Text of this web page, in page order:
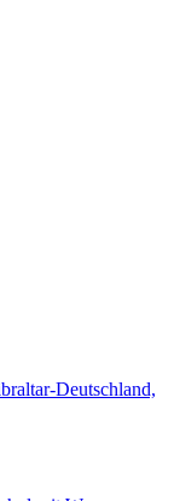
Deutschland,